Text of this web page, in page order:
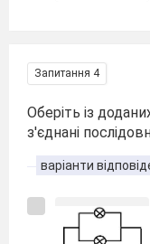
Запитання 4
Оберіть із
з'єднані
варіанти